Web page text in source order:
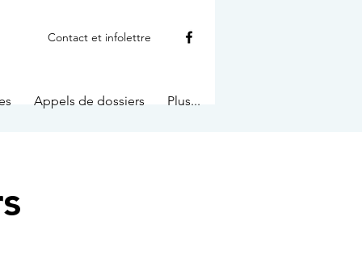
Contact et infolettre
Appels de dossiers Plus...